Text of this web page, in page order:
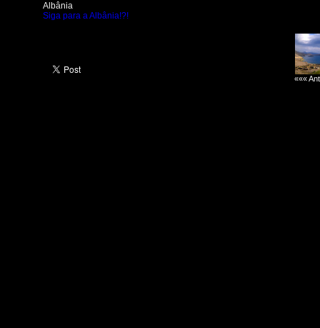
Albânia
Siga para a Albânia!?!
«««